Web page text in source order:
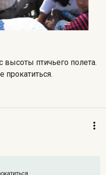
высоты птичьего полета.